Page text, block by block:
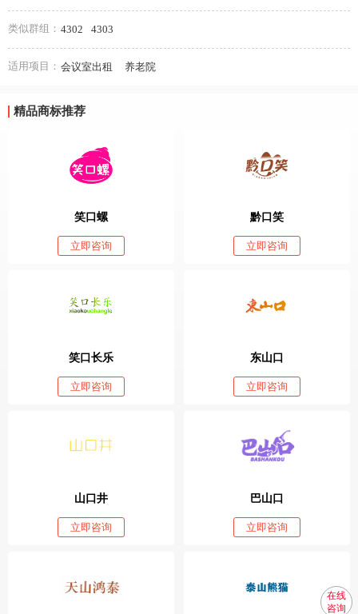
类似群组： 4302 4303
适用项目： 会议室出租 养老院
精品商标推荐
笑口螺
立即咨询
黔口笑
立即咨询
笑口长乐
立即咨询
东山口
立即咨询
山口井
立即咨询
巴山口
立即咨询
在线
咨询